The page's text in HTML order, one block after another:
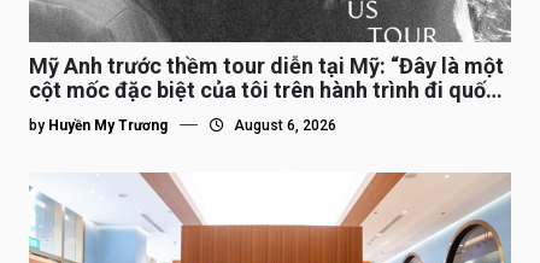
Mỹ Anh trước thềm tour diễn tại Mỹ: “Đây là một
cột mốc đặc biệt của tôi trên hành trình đi quốc
tế”
by Huyền My Trương August 6, 2026